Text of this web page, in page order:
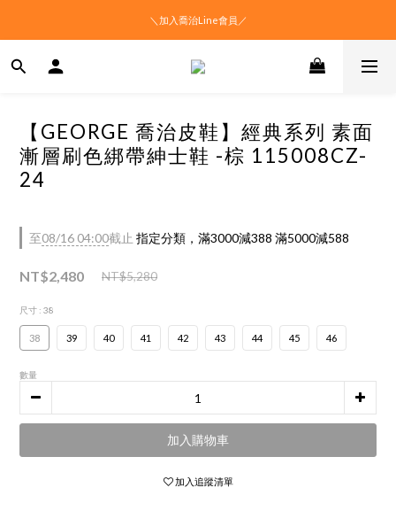
＼加入喬治Line會員／
【GEORGE 喬治皮鞋】經典系列 素面
漸層刷色綁帶紳士鞋 -棕 115008CZ-
24
至08/16 04:00截止 指定分類，滿3000減388 滿5000減588
NT$2,480 NT$5,280
尺寸 : 38
38 39 40 41 42 43 44 45 46
數量
加入購物車
加入追蹤清單